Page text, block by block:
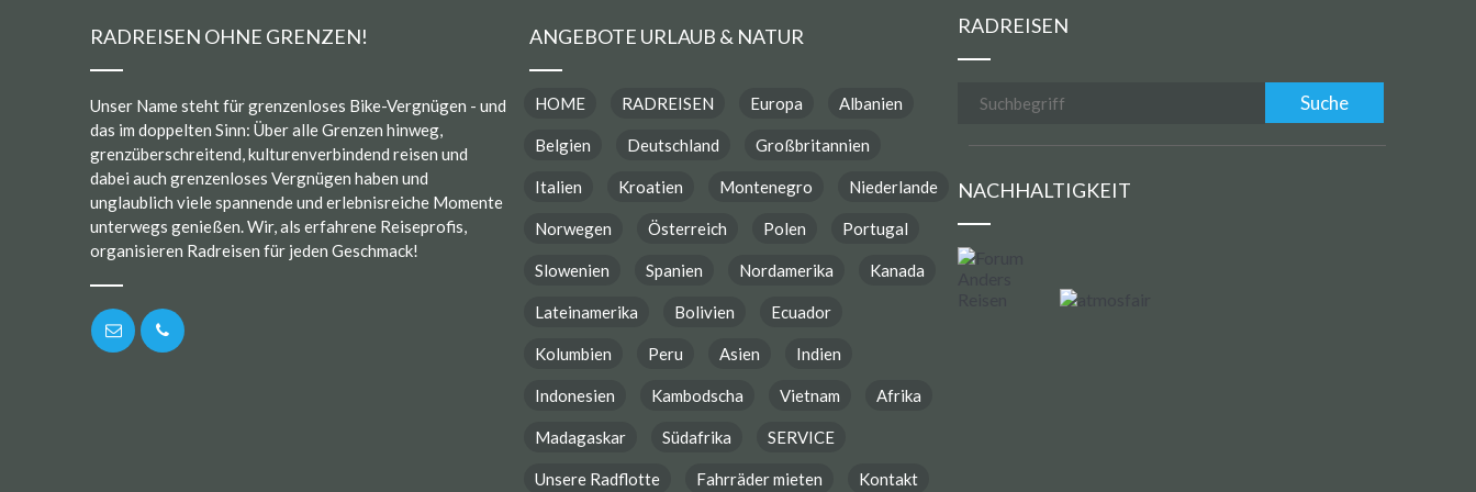
RADREISEN OHNE GRENZEN!
Unser Name steht für grenzenloses Bike-Vergnügen - und
das im doppelten Sinn: Über alle Grenzen hinweg,
grenzüberschreitend, kulturenverbindend reisen und
dabei auch grenzenloses Vergnügen haben und
unglaublich viele spannende und erlebnisreiche Momente
unterwegs genießen. Wir, als erfahrene Reiseprofis,
organisieren Radreisen für jeden Geschmack!
ANGEBOTE URLAUB & NATUR
HOME RADREISEN Europa Albanien
Belgien Deutschland Großbritannien
Italien Kroatien Montenegro Niederlande
Norwegen Österreich Polen Portugal
Slowenien Spanien Nordamerika Kanada
Lateinamerika Bolivien Ecuador
Kolumbien Peru Asien Indien
Indonesien Kambodscha Vietnam Afrika
Madagaskar Südafrika SERVICE
Unsere Radflotte Fahrräder mieten Kontakt
RADREISEN
NACHHALTIGKEIT